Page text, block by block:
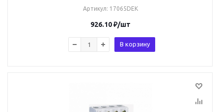
Артикул: 17065DEK
926.10₽/шт
В корзину